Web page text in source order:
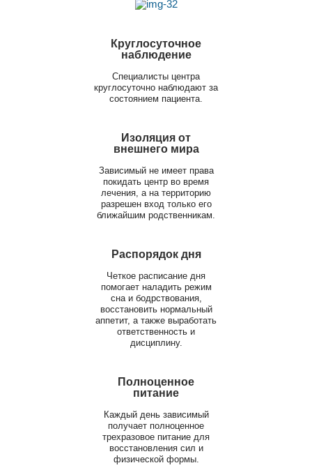
Круглосуточное
наблюдение
Специалисты центра
круглосуточно наблюдают за
состоянием пациента.
Изоляция от
внешнего мира
Зависимый не имеет права
покидать центр во время
лечения, а на территорию
разрешен вход только его
ближайшим родственникам.
Распорядок дня
Четкое расписание дня
помогает наладить режим
сна и бодрствования,
восстановить нормальный
аппетит, а также выработать
ответственность и
дисциплину.
Полноценное
питание
Каждый день зависимый
получает полноценное
трехразовое питание для
восстановления сил и
физической формы.